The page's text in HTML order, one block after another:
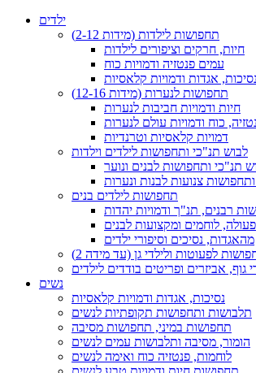
ילדים
תחפושות לילדות (מידות 2-12)
חיות, חרקים וציפורים לילדות
עמים פנטזיה ודמויות כוח
אגדות ודמויות קלאסיות
תחפושות לנערות (מידות 12-16)
חיות ודמויות חביבות לנערות
כוח ודמויות עולם לנערות
דמויות קלאסיות וטרנדיות
לבוש תנ"כי ותחפושות לילדים וילדות
תנ"כי ותחפושות לבנים ונוער
צנועות לבנות ונערות
תחפושות לילדים בנים
רבנים, תנ"ך ודמויות יהדות
פעולה, לוחמים ומקצועות לבנים
מהאגדות, נסיכים וסיפורי ילדים
לפעוטות ולילדי גן (עד מידה 2)
גוף, אביזרים ופריטים בודדים לילדים
נשים
נסיכות, אגדות ודמויות קלאסיות
תלבושות ותחפושות תקופתיות לנשים
תחפושות במיני, תחפושות מסיבה
הומור, מסיבה ותלבושות עמים לנשים
לוחמות, פנטזיה כוח ואימה לנשים